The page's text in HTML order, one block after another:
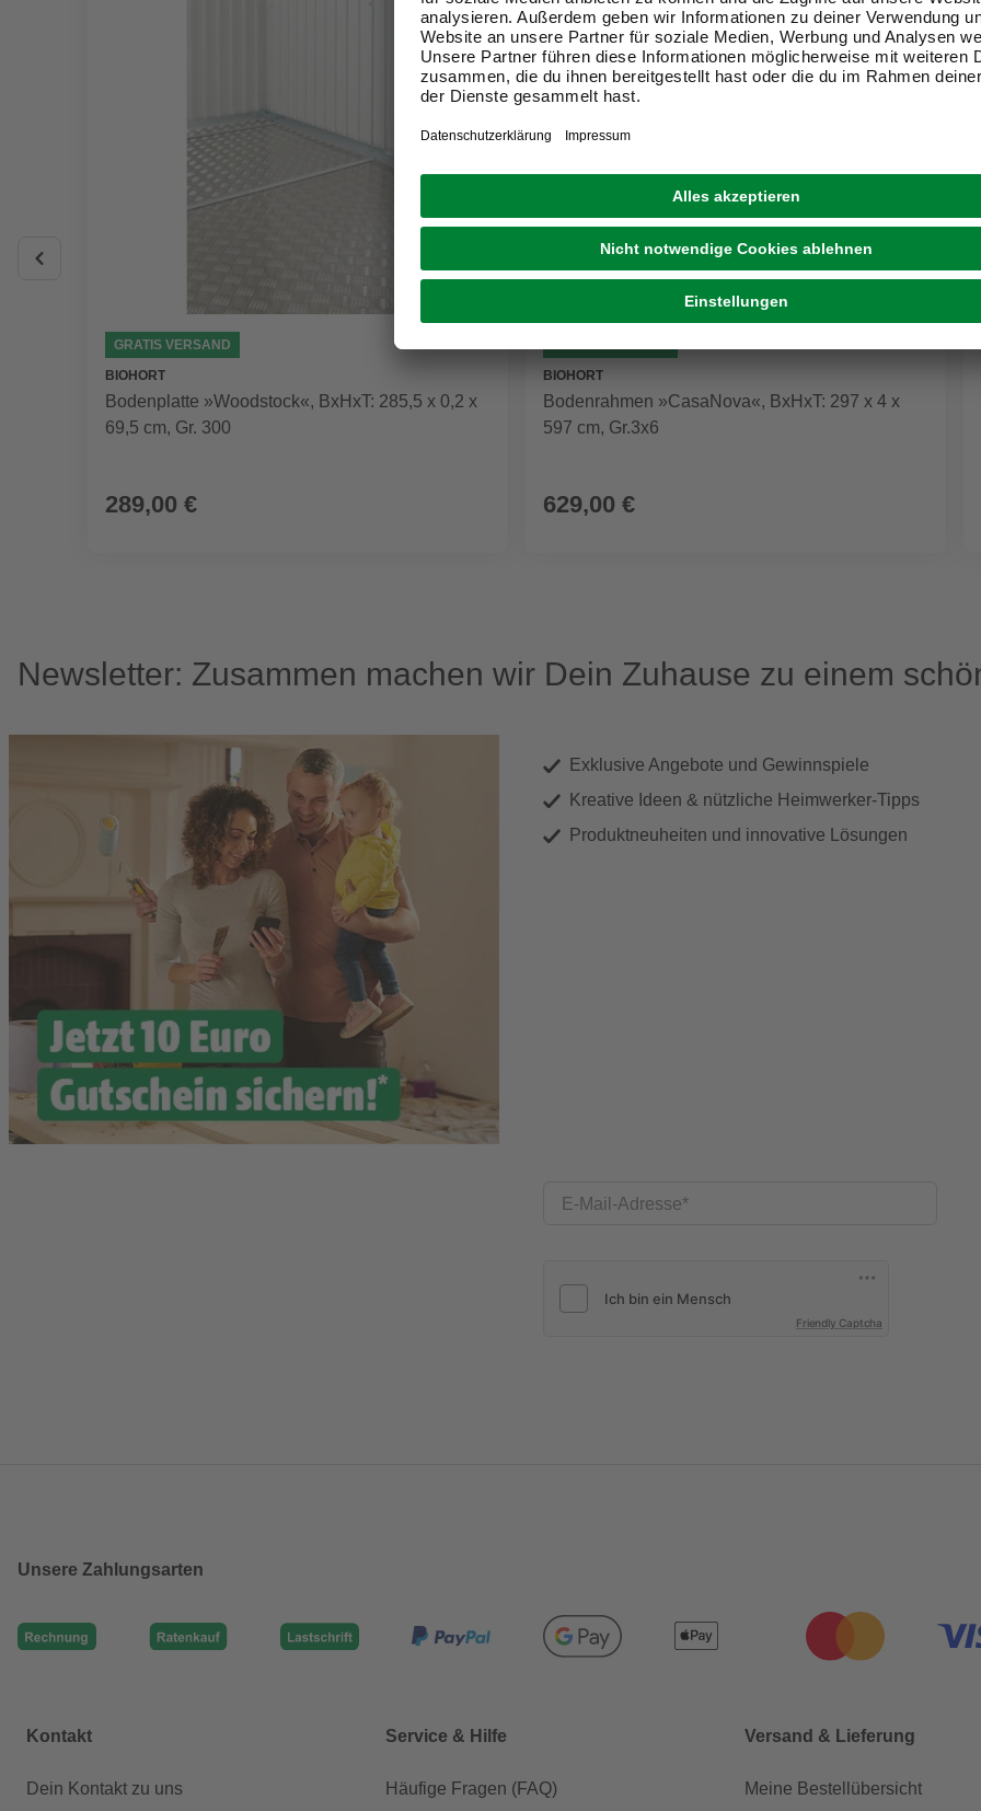
GRATIS VERSAND
BIOHORT
Bodenplatte »Woodstock«, BxHxT: 285,5 x 0,2 x
69,5 cm, Gr. 300
289,00 €
BIOHORT
Bodenrahmen »CasaNova«, BxHxT: 297 x 4 x
597 cm, Gr.3x6
629,00 €
Newsletter: Zusammen machen wir Dein Zuhause zu einem
Exklusive Angebote und Gewinnspiele
Kreative Ideen & nützliche Heimwerker-Tipps
Produktneuheiten und innovative Lösungen
E-Mail-Adresse
Friendly Captcha
Unsere Zahlungsarten
Kontakt
Dein Kontakt zu uns
Service & Hilfe
Häufige Fragen (FAQ)
Versand & Lieferung
Meine Bestellübersicht